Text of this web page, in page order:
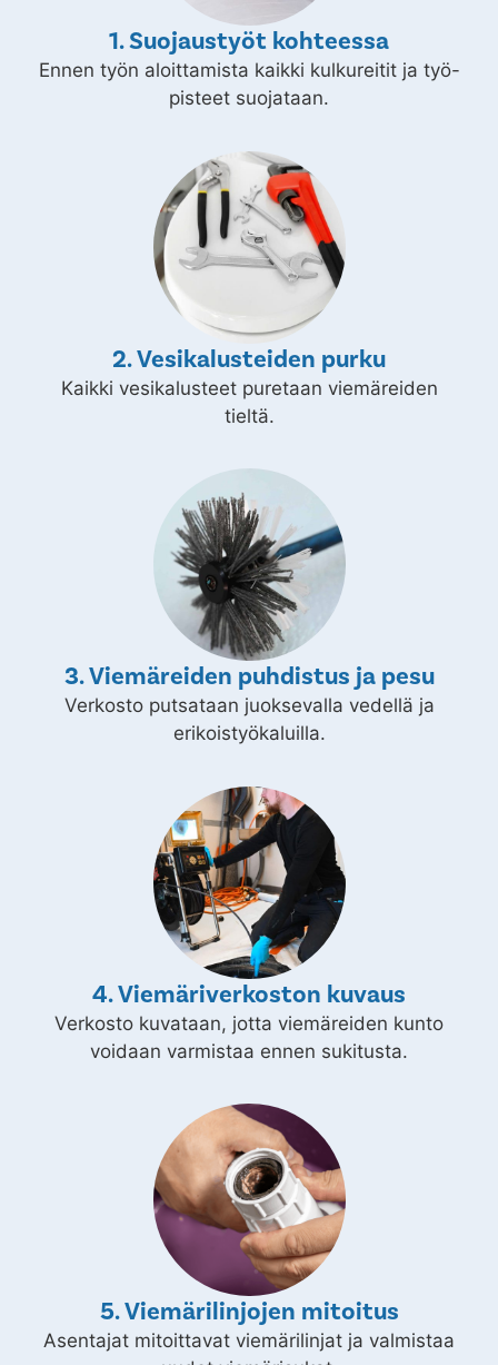
1. Suojaustyöt kohteessa
Ennen työn aloittamista kaikki kulkureitit ja työ-
pisteet suojataan.
2. Vesikalusteiden purku
Kaikki vesikalusteet puretaan viemäreiden
tieltä.
3. Viemäreiden puhdistus ja pesu
Verkosto putsataan juoksevalla vedellä ja
erikoistyökaluilla.
4. Viemäriverkoston kuvaus
Verkosto kuvataan, jotta viemäreiden kunto
voidaan varmistaa ennen sukitusta.
5. Viemärilinjojen mitoitus
Asentajat mitoittavat viemärilinjat ja valmistaa